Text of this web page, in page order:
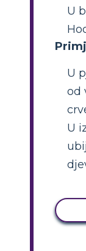
U
U
od
U